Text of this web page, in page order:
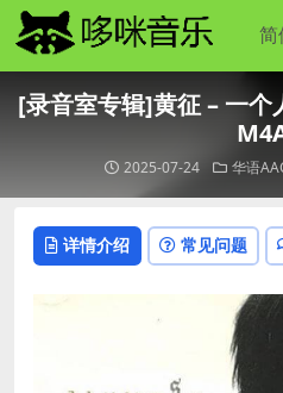
[录音室专辑]黄征 – 一
2025-07-24 华语
详情介绍 常见问题